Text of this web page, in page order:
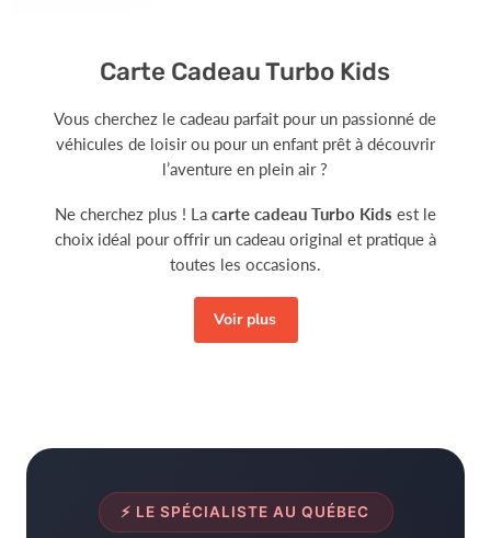
Vous cherchez le cadeau parfait pour un passionné de
véhicules de loisir ou pour un enfant prêt à découvrir
l’aventure en plein air ?
Ne cherchez plus ! La carte cadeau Turbo Kidsest le
choix idéal pour offrir un cadeau original et pratique à
toutes les occasions.
Voir plus
⚡ LE SPÉCIALISTE AU QUÉBEC